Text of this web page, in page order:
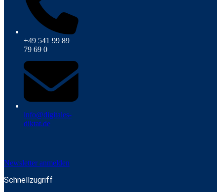
+49 541 99 89
79 69 0
info@digitales-
diktat.de
Newsletter anmelden
Schnellzugriff